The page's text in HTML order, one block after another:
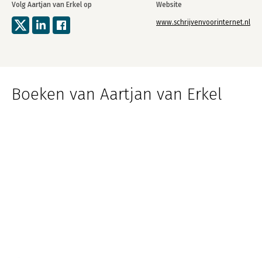
Volg Aartjan van Erkel op Website
www.schrijvenvoorinternet.nl
Boeken van Aartjan van Erkel